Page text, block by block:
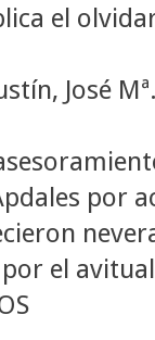
el
José
por
por el